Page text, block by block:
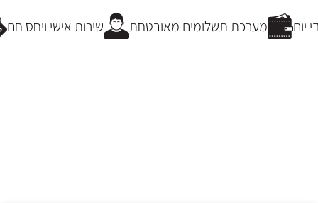
שירות אישי ויחס חם מערכת תשלומים מאובטחת יום